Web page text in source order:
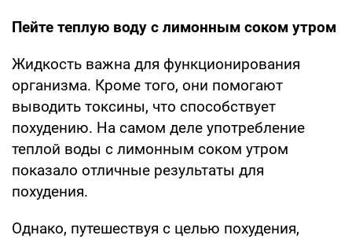
Пейте теплую воду с лимонным соком утром
Жидкость важна для функционирования
организма. Кроме того, они помогают
выводить токсины, что способствует
похудению. На самом деле употребление
теплой воды с лимонным соком утром
показало отличные результаты для
похудения.
Однако, путешествуя с целью похудения,